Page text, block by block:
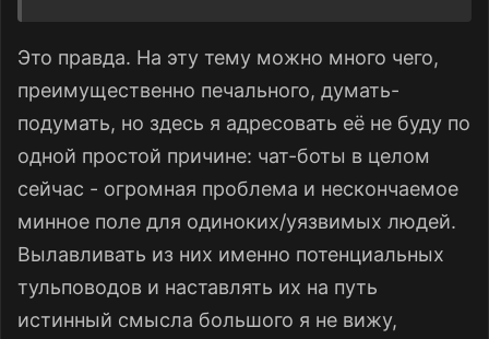
Это правда. На эту тему можно много чего,
преимущественно печального, думать-
подумать, но здесь я адресовать её не буду по
одной простой причине: чат-боты в целом
сейчас - огромная проблема и нескончаемое
минное поле для одиноких/уязвимых людей.
Вылавливать из них именно потенциальных
тульповодов и наставлять их на путь
истинный смысла большого я не вижу,